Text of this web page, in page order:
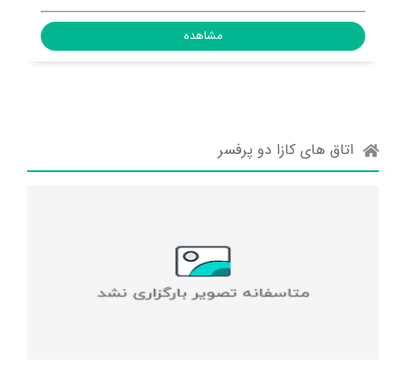
اتاق های کازا دو پرفسر